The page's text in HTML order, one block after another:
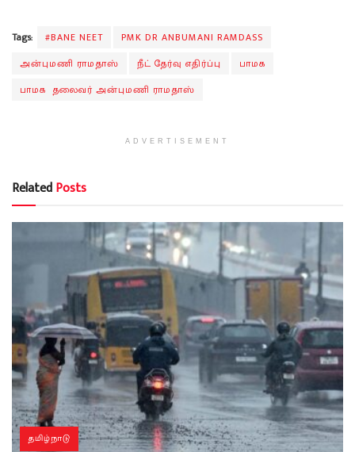
Tags: #BANE NEET
PMK DR ANBUMANI RAMDASS
அன்புமணி ராமதாஸ்
நீட் தேர்வு எதிர்ப்பு
பாமக
பாமக தலைவர் அன்புமணி ராமதாஸ்
ADVERTISEMENT
RelatedPosts
தமிழ்நாடு